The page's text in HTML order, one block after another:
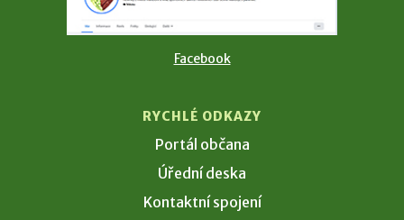
Facebook
RYCHLÉ ODKAZY
Portál občana
Úřední deska
Kontaktní spojení